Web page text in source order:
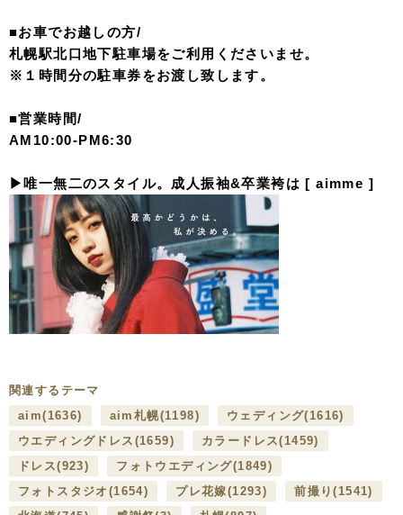
■お車でお越しの方/
札幌駅北口地下駐車場をご利用くださいませ。
※１時間分の駐車券をお渡し致します。
■営業時間/
AM10:00-PM6:30
▶︎唯一無二のスタイル。成人振袖&卒業袴は [ aimme ]
関連するテーマ
aim(1636) aim札幌(1198) ウェディング(1616)
ウエディングドレス (1659) カラードレス(1459)
ドレス(923) フォトウエディング(1849)
フォトスタジオ (1654) プレ花嫁(1293) 前撮り(1541)